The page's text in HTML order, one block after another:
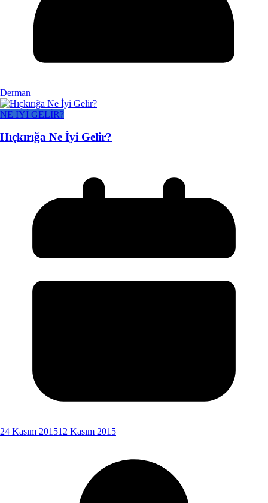
Derman
NE İYİ GELİR?
Hıçkırığa Ne İyi Gelir?
24 Kasım 201512 Kasım 2015